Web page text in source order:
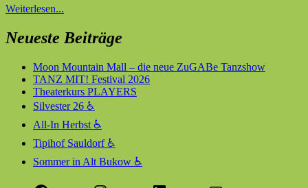
Weiterlesen...
Neueste Beiträge
Moon Mountain Mall – die neue ZuGABe Tanzshow
TANZ MIT! Festival 2026
Theaterkurs PLAYERS
Silvester 26 ♿
All-In Herbst ♿
Tipihof Sauldorf ♿
Sommer in Alt Bukow ♿